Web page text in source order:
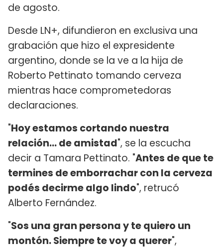
de agosto.
Desde LN+, difundieron en exclusiva una
grabación que hizo el expresidente
argentino, donde se la ve a la hija de
Roberto Pettinato tomando cerveza
mientras hace comprometedoras
declaraciones.
"Hoy estamos cortando nuestra
relación... de amistad", se la escucha
decir a Tamara Pettinato. "Antes de que te
termines de emborrachar con la cerveza
podés decirme algo lindo", retrucó
Alberto Fernández.
"Sos una gran persona y te quiero un
montón. Siempre te voy a querer",